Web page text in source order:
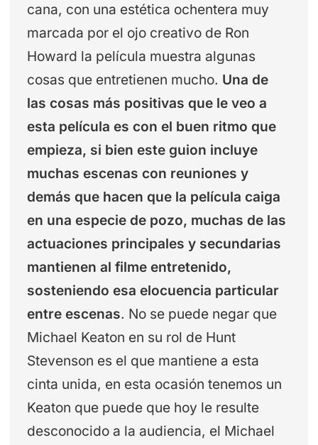
cana, con una estética ochentera muy
marcada por el ojo creativo de Ron
Howard la película muestra algunas
cosas que entretienen mucho. Una de
las cosas más positivas que le veo a
esta película es con el buen ritmo que
empieza, si bien este guion incluye
muchas escenas con reuniones y
demás que hacen que la película caiga
en una especie de pozo, muchas de las
actuaciones principales y secundarias
mantienen al filme entretenido,
sosteniendo esa elocuencia particular
entre escenas. No se puede negar que
Michael Keaton en su rol de Hunt
Stevenson es el que mantiene a esta
cinta unida, en esta ocasión tenemos un
Keaton que puede que hoy le resulte
desconocido a la audiencia, el Michael